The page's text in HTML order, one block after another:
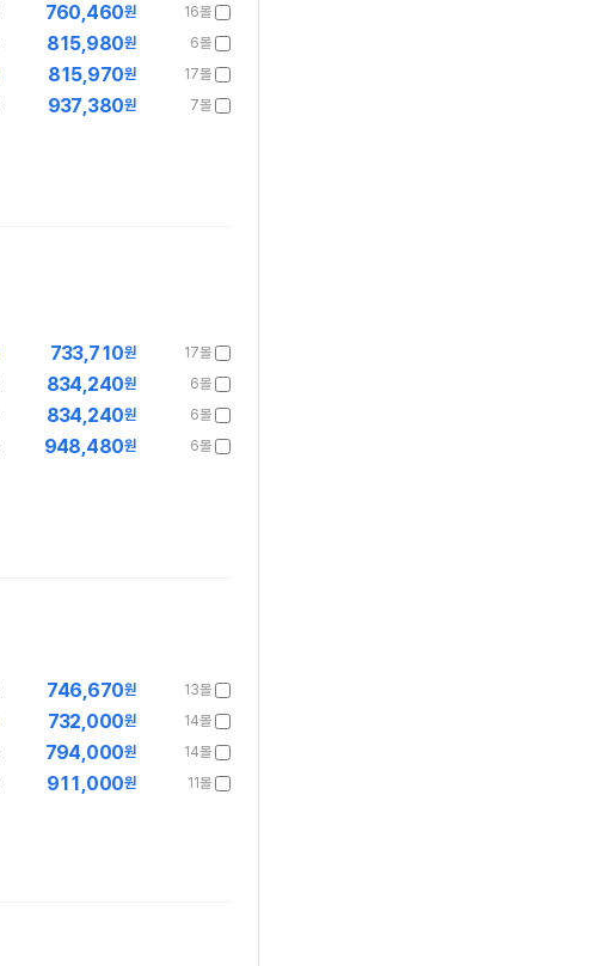
16몰
760,460원
6몰
815,980원
17몰
815,970원
7몰
937,380원
17몰
733,710원
6몰
834,240원
6몰
834,240원
6몰
948,480원
13몰
746,670원
14몰
732,000원
14몰
794,000원
11몰
911,000원